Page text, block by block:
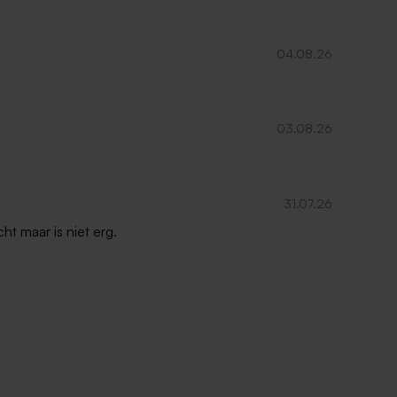
04.08.26
03.08.26
31.07.26
maar is niet erg.